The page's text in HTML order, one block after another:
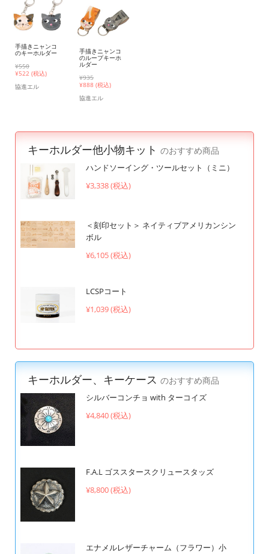
手描きニャンコ
のキーホルダー
¥550
¥522 (税込)
協進エル
手描きニャンコ
のループキーホ
ルダー
¥935
¥888 (税込)
協進エル
キーホルダー他小物キット のおすすめ商品
ハンドソーイング・ツールセット（ミニ）
¥3,338 (税込)
＜刻印セット＞ ネイティブアメリカンシン
ボル
¥6,105 (税込)
LCSPコート
¥1,039 (税込)
キーホルダー、キーケース のおすすめ商品
シルバーコンチョ with ターコイズ
¥4,840 (税込)
F.A.L ゴススタースクリュースタッズ
¥8,800 (税込)
エナメルレザーチャーム（フラワー）小